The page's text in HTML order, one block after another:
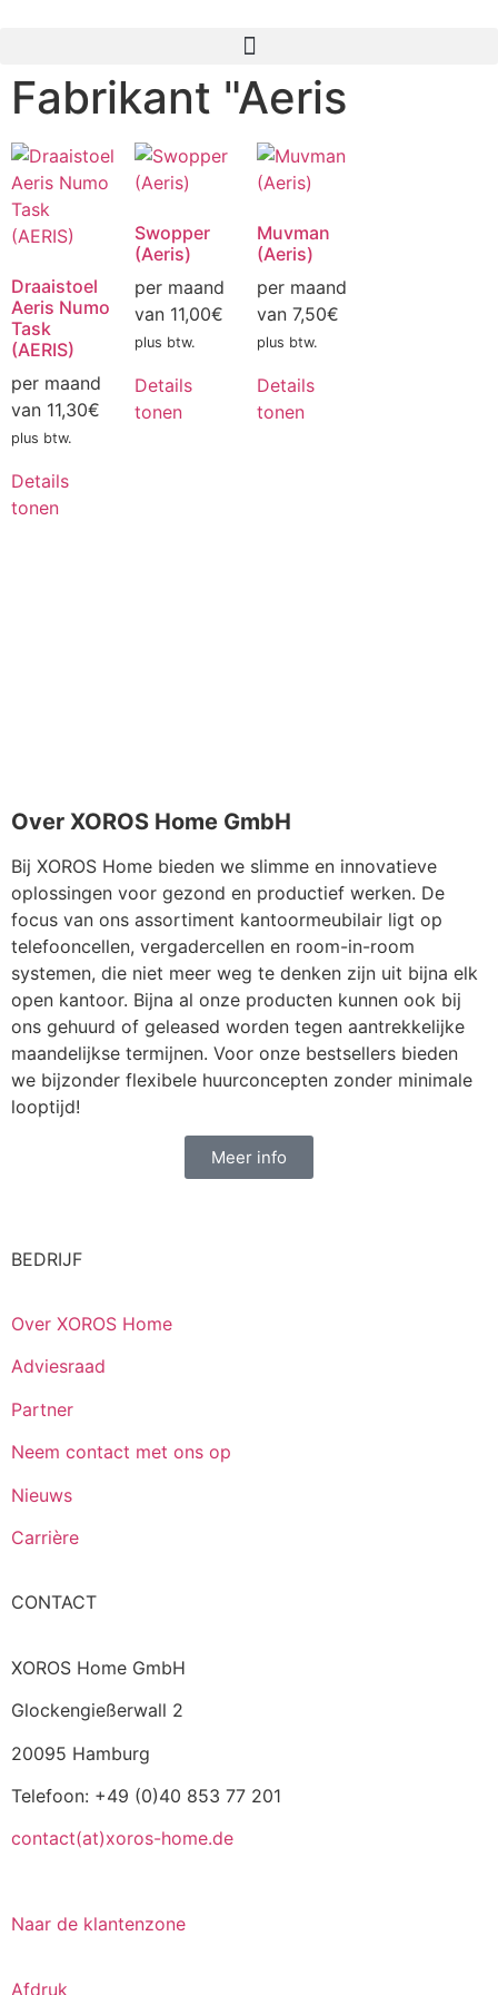
Fabrikant "Aeris
Draaistoel
Aeris Numo
Task
(AERIS)
per maand
van 11,30€
plus btw.
Details
tonen
Swopper
(Aeris)
per maand
van 11,00€
plus btw.
Details
tonen
Muvman
(Aeris)
per maand
van7,50€
plus btw.
Details
tonen
Over XOROS Home GmbH
Bij XOROS Home bieden we slimme en innovatieve
oplossingen voor gezond en productief werken. De
focus van ons assortiment kantoormeubilair ligt op
telefooncellen, vergadercellen en room-in-room
systemen, die niet meer weg te denken zijn uit bijna elk
open kantoor. Bijna al onze producten kunnen ook bij
ons gehuurd of geleased worden tegen aantrekkelijke
maandelijkse termijnen. Voor onze bestsellers bieden
we bijzonder flexibele huurconcepten zonder minimale
looptijd!
Meer info
BEDRIJF
Over XOROS Home
Adviesraad
Partner
Neem contact met ons op
Nieuws
Carrière
CONTACT
XOROS Home GmbH
Glockengießerwall 2
20095 Hamburg
Telefoon: +49 (0)40 853 77 201
contact(at)xoros-home.de
Naar de klantenzone
Afdruk